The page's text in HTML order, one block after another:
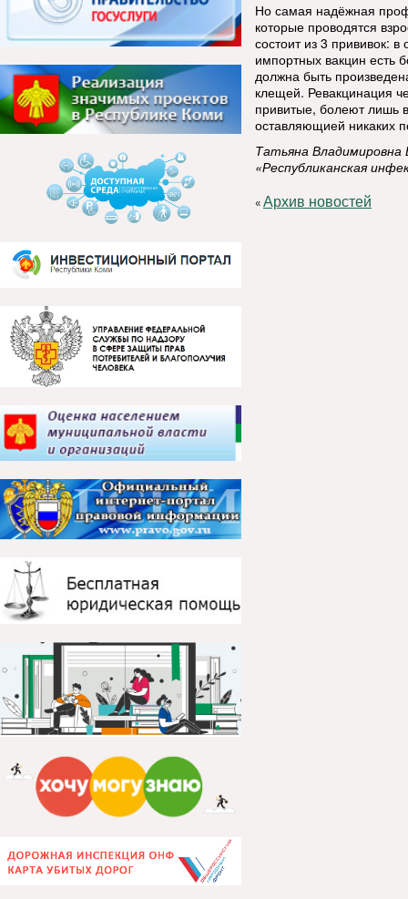
Но самая надёжная
которые проводятся
состоит из 3 прививок:
импортных вакцин есть
должна быть
клещей. Ревакцинация
привитые, болеют лишь
оставляющией никаких
Татьяна Владимировна
«Республиканская
«Архив новостей